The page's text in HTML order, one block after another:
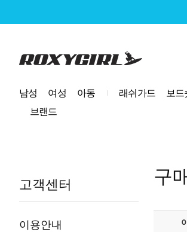
로고
남성 여성 아동 래쉬가드 보드
브랜드
고객센터
이용안내
구